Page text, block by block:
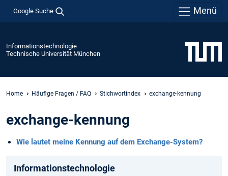
Google Suche Menü
Informationstechnologie
Technische Universität München
Home Häufige Fragen / FAQ Stichwortindex exchange-kennung
exchange-kennung
Wie lautet meine Kennung auf dem Exchange-System?
Informationstechnologie